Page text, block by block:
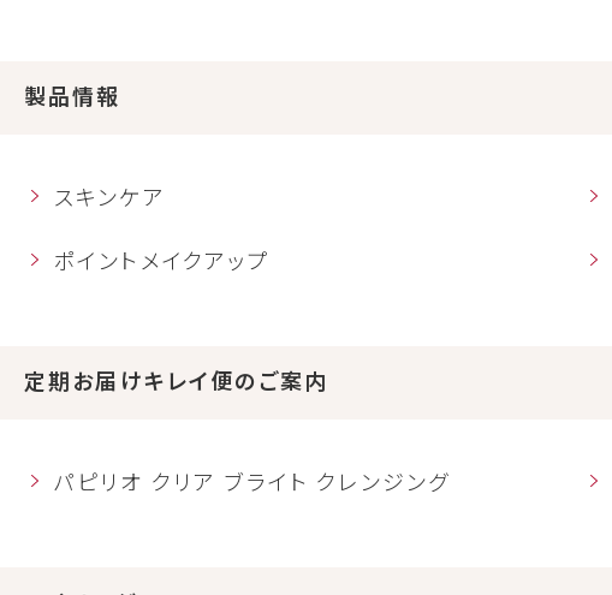
製品情報
スキンケア
ポイントメイクアップ
定期お届けキレイ便のご案内
パピリオ クリア ブライト クレンジング